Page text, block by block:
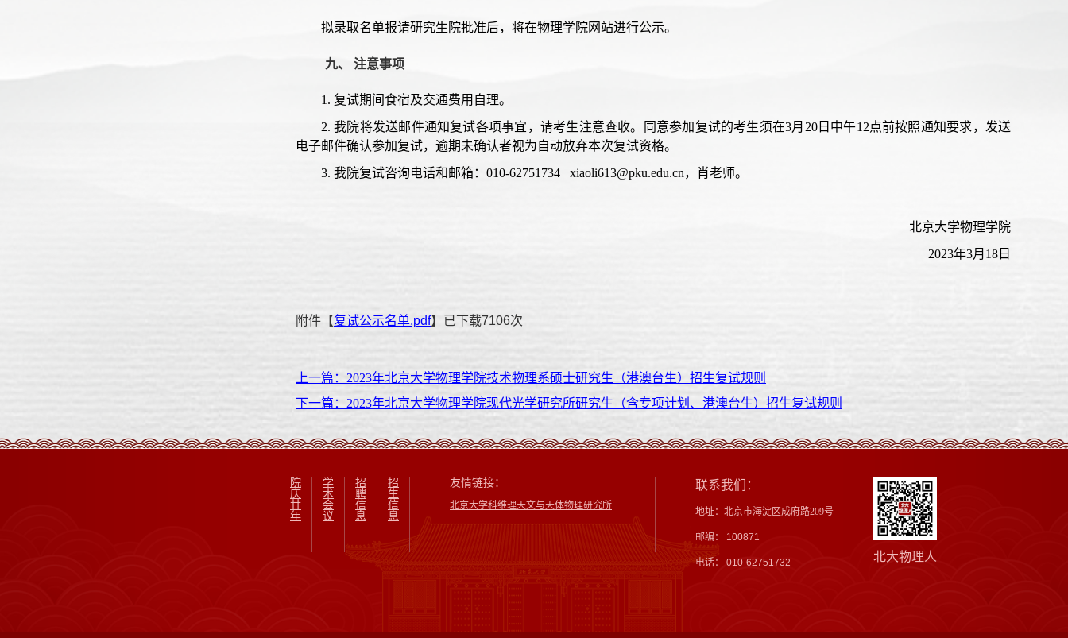
拟录取名单报请研究生院批准后，将在物理学院网站进行公示。
九、 注意事项
1. 复试期间食宿及交通费用自理。
2. 我院将发送邮件通知复试各项事宜，请考生注意查收。同意参加复试的考生须在3月20日中午12点前按照通知要求，发送
电子邮件确认参加复试，逾期未确认者视为自动放弃本次复试资格。
3. 我院复试咨询电话和邮箱：010-62751734 xiaoli613@pku.edu.cn，肖老师。
北京大学物理学院
2023年3月18日
附件【复试公示名单.pdf】已下载7106次
上一篇：2023年北京大学物理学院技术物理系硕士研究生（港澳台生）招生复试规则
下一篇：2023年北京大学物理学院现代光学研究所研究生（含专项计划、港澳台生）招生复试规则
院
庆
廿
年
学
术
会
议
招
聘
信
息
招
生
信
息
友情链接：
北京大学科维理天文与天体物理研究所
联系我们：
地址：北京市海淀区成府路209号
邮编： 100871
电话： 010-62751732 北大物理人